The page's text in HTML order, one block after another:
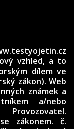
vzhled, a to
dílem ve
zákon). Web
známek a
a/nebo
zákonem. č.